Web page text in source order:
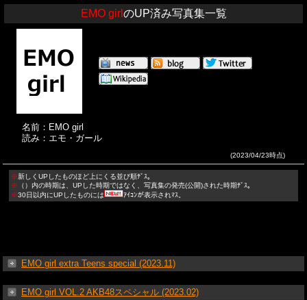
EMO girl のUP済み写真集一覧
名前：EMO girl
読み：エモ・ガール
(2023/04/23時点)
※新しくUPしたものほど上にくる並び順ﾃﾞｽ。
※ （）内の時期は、UPした時期ではなく、写真集の発売(公開)された時期ﾃﾞｽ。
※30日以内にUPしたものには ｱｲｺﾝが表示されﾏｽ。
EMO girl extra Teens special (2023.11)
EMO girl VOL.2 AKB48スペシャル (2023.02)